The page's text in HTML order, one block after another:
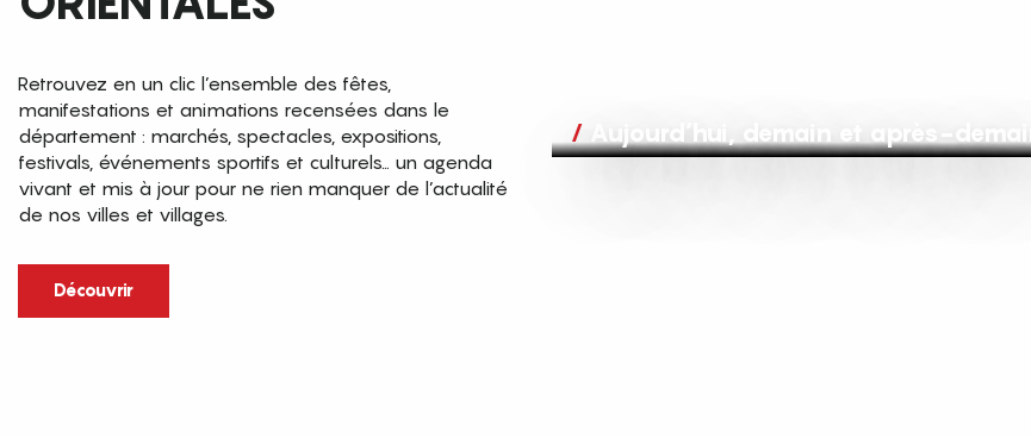
Retrouvez en un clic l’ensemble des fêtes,
manifestations et animations recensées dans le
département : marchés, spectacles, expositions,
festivals, événements sportifs et culturels… un agenda
vivant et mis à jour pour ne rien manquer de l’actualité
de nos villes et villages.
Découvrir
Aujourd’hui, demain et après-demain